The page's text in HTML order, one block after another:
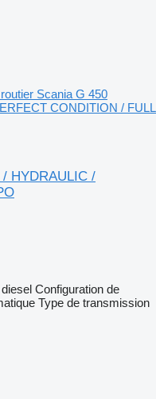
Scania G 450
CONDITION / FULL
HYDRAULIC /
diesel Configuration de
Type de transmission